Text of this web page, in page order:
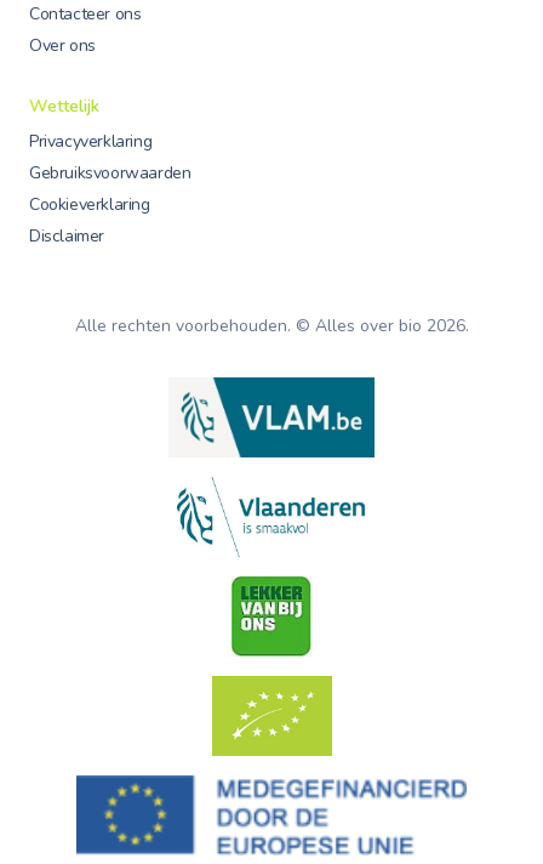
Contacteer ons
Over ons
Wettelijk
Privacyverklaring
Gebruiksvoorwaarden
Cookieverklaring
Disclaimer
Alle rechten voorbehouden. © Alles over bio 2026.